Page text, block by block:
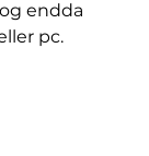
endda
pc.